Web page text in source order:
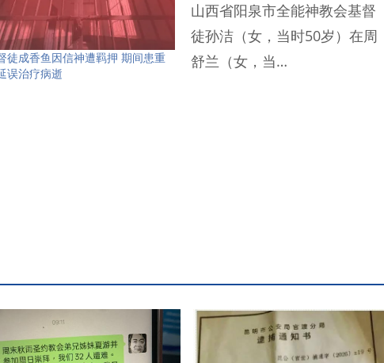
徒成香鱼因信神遭羁押 期间患重
误治疗病逝
山西省阳泉市全能神教会基督
徒孙洁（女，当时50岁）在周
舒兰（女，当…